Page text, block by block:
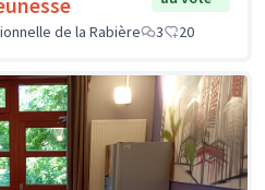
de la Rabière
3 20